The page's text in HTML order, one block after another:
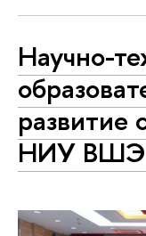
Научно-
развитие
НИУ ВШЭ